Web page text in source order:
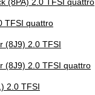
TFSI quattro
(8J9) 2.0 TFSI
(8J9) 2.0 TFSI quattro
2.0 TFSI